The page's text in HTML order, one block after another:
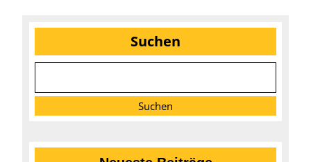
Suchen
Suchen